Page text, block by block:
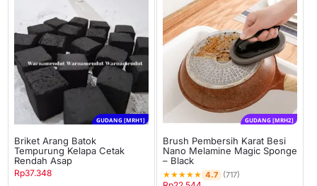
GUDANG [MRH1]
Briket Arang Batok
Tempurung Kelapa Cetak
Rendah Asap
Rp37.348
GUDANG [MRH2]
Brush Pembersih Karat Besi
Nano Melamine Magic Sponge
– Black
★★★★★ 4.7 (717)